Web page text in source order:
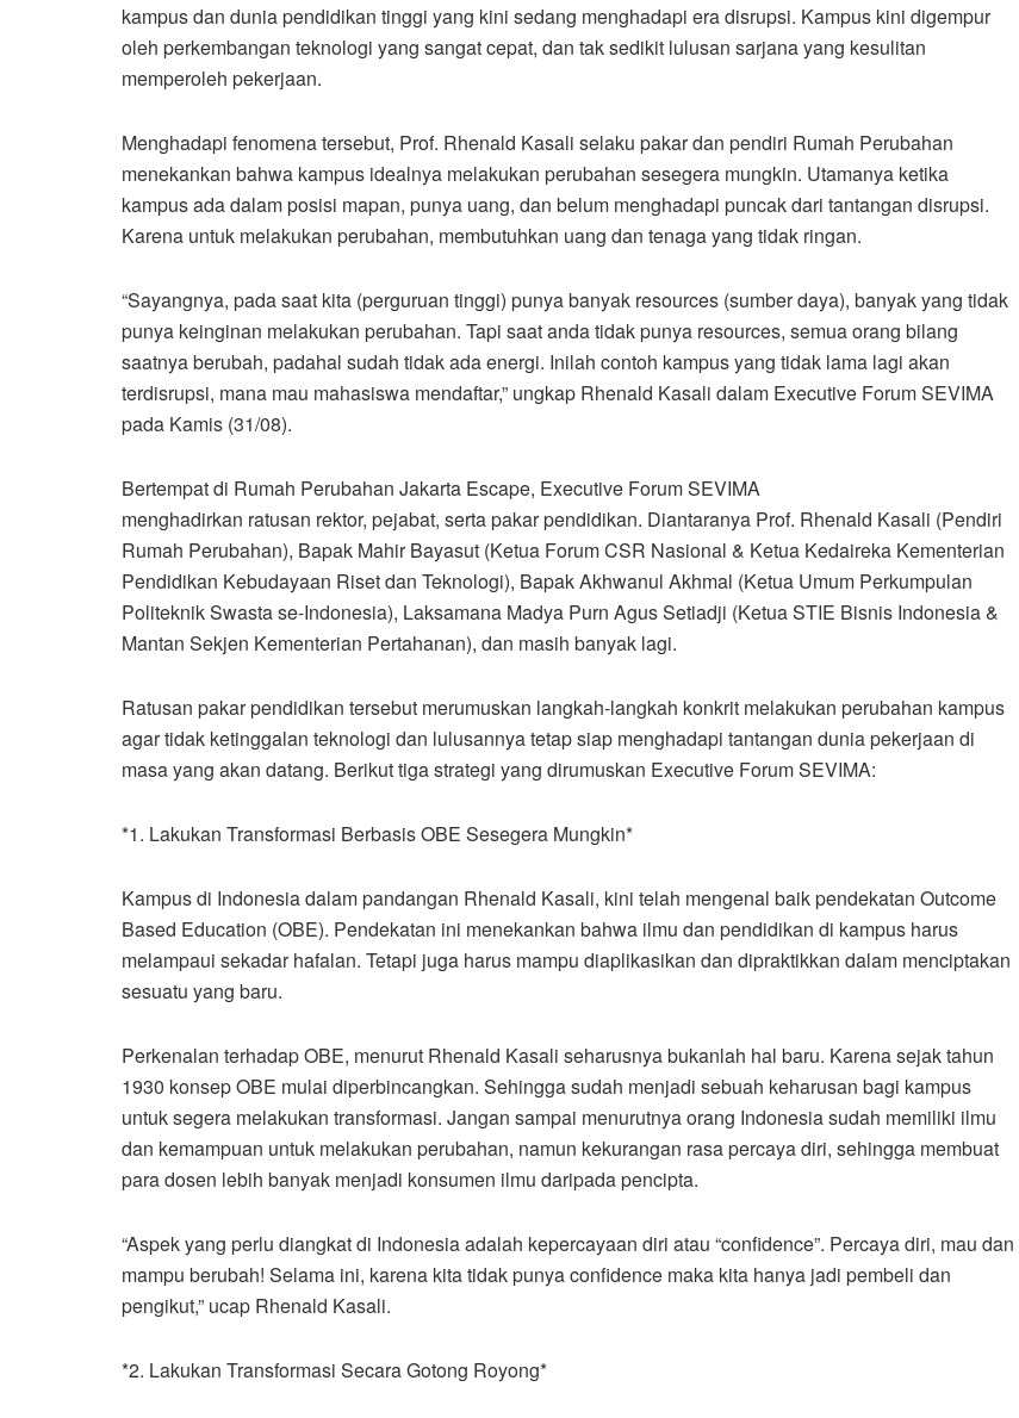
kampus dan dunia pendidikan tinggi yang kini sedang menghadapi era disrupsi. Kampus kini digempur
oleh perkembangan teknologi yang sangat cepat, dan tak sedikit lulusan sarjana yang kesulitan
memperoleh pekerjaan.
Menghadapi fenomena tersebut, Prof. Rhenald Kasali selaku pakar dan pendiri Rumah Perubahan
menekankan bahwa kampus idealnya melakukan perubahan sesegera mungkin. Utamanya ketika
kampus ada dalam posisi mapan, punya uang, dan belum menghadapi puncak dari tantangan disrupsi.
Karena untuk melakukan perubahan, membutuhkan uang dan tenaga yang tidak ringan.
“Sayangnya, pada saat kita (perguruan tinggi) punya banyak resources (sumber daya), banyak yang tidak
punya keinginan melakukan perubahan. Tapi saat anda tidak punya resources, semua orang bilang
saatnya berubah, padahal sudah tidak ada energi. Inilah contoh kampus yang tidak lama lagi akan
terdisrupsi, mana mau mahasiswa mendaftar,” ungkap Rhenald Kasali dalam Executive Forum SEVIMA
pada Kamis (31/08).
Bertempat di Rumah Perubahan Jakarta Escape, Executive Forum SEVIMA
menghadirkan ratusan rektor, pejabat, serta pakar pendidikan. Diantaranya Prof. Rhenald Kasali (Pendiri
Rumah Perubahan), Bapak Mahir Bayasut (Ketua Forum CSR Nasional & Ketua Kedaireka Kementerian
Pendidikan Kebudayaan Riset dan Teknologi), Bapak Akhwanul Akhmal (Ketua Umum Perkumpulan
Politeknik Swasta se-Indonesia), Laksamana Madya Purn Agus Setiadji (Ketua STIE Bisnis Indonesia &
Mantan Sekjen Kementerian Pertahanan), dan masih banyak lagi.
Ratusan pakar pendidikan tersebut merumuskan langkah-langkah konkrit melakukan perubahan kampus
agar tidak ketinggalan teknologi dan lulusannya tetap siap menghadapi tantangan dunia pekerjaan di
masa yang akan datang. Berikut tiga strategi yang dirumuskan Executive Forum SEVIMA:
*1. Lakukan Transformasi Berbasis OBE Sesegera Mungkin*
Kampus di Indonesia dalam pandangan Rhenald Kasali, kini telah mengenal baik pendekatan Outcome
Based Education (OBE). Pendekatan ini menekankan bahwa ilmu dan pendidikan di kampus harus
melampaui sekadar hafalan. Tetapi juga harus mampu diaplikasikan dan dipraktikkan dalam menciptakan
sesuatu yang baru.
Perkenalan terhadap OBE, menurut Rhenald Kasali seharusnya bukanlah hal baru. Karena sejak tahun
1930 konsep OBE mulai diperbincangkan. Sehingga sudah menjadi sebuah keharusan bagi kampus
untuk segera melakukan transformasi. Jangan sampai menurutnya orang Indonesia sudah memiliki ilmu
dan kemampuan untuk melakukan perubahan, namun kekurangan rasa percaya diri, sehingga membuat
para dosen lebih banyak menjadi konsumen ilmu daripada pencipta.
“Aspek yang perlu diangkat di Indonesia adalah kepercayaan diri atau “confidence”. Percaya diri, mau dan
mampu berubah! Selama ini, karena kita tidak punya confidence maka kita hanya jadi pembeli dan
pengikut,” ucap Rhenald Kasali.
*2. Lakukan Transformasi Secara Gotong Royong*